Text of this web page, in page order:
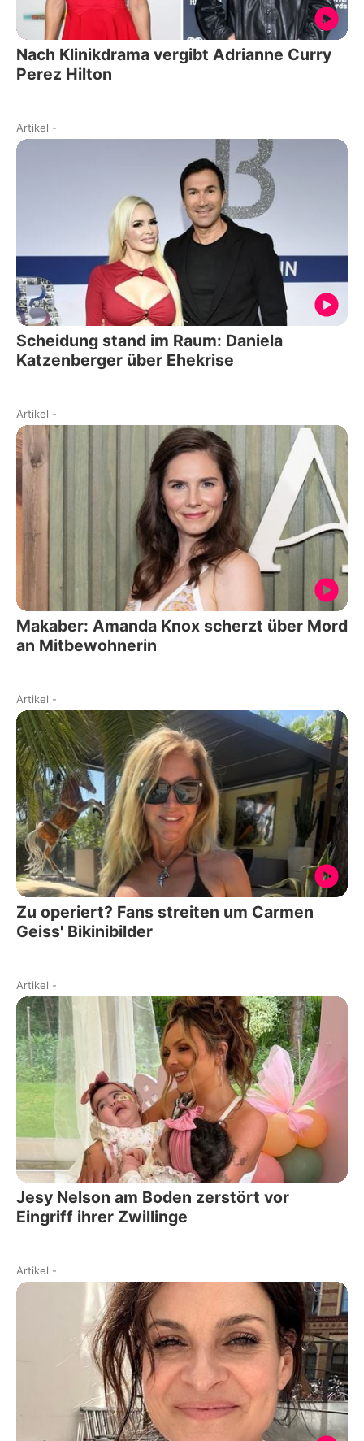
Nach Klinikdrama vergibt Adrianne Curry
Perez Hilton
Artikel -
Scheidung stand im Raum: Daniela
Katzenberger über Ehekrise
Artikel -
Makaber: Amanda Knox scherzt über Mord
an Mitbewohnerin
Artikel -
Zu operiert? Fans streiten um Carmen
Geiss' Bikinibilder
Artikel -
Jesy Nelson am Boden zerstört vor
Eingriff ihrer Zwillinge
Artikel -